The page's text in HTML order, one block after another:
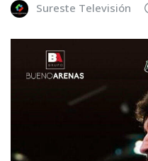
Sureste Televisión